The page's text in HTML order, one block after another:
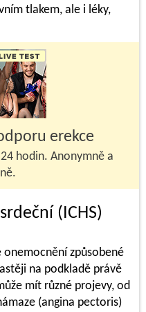
tlakem, ale i léky,
erekce
hodin. Anonymně a
(ICHS)
onemocnění způsobené
na podkladě právě
mít různé projevy, od
(angina pectoris)